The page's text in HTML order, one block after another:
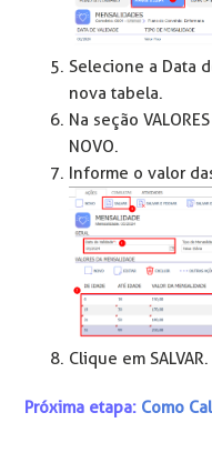
Selecione a Data
nova tabela.
Na seção
NOVO.
Informe o valor
Clique em SALVAR.
Próxima etapa: Como